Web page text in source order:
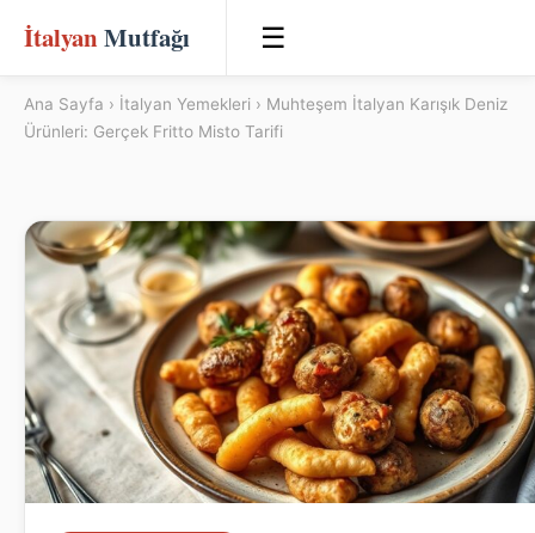
İtalyan Mutfağı ☰
Ana Sayfa › İtalyan Yemekleri › Muhteşem İtalyan Karışık Deniz
Ürünleri: Gerçek Fritto Misto Tarifi